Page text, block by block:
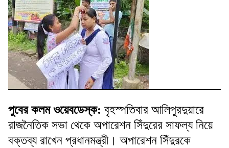
পুবের কলম ওয়েবডেস্ক: বৃহস্পতিবার আলিপুরদুয়ারে
রাজনৈতিক সভা থেকে অপারেশন সিঁদুরের সাফল্য নিয়ে
বক্তব্য রাখেন প্রধানমন্ত্রী। অপারেশন সিঁদুরকে